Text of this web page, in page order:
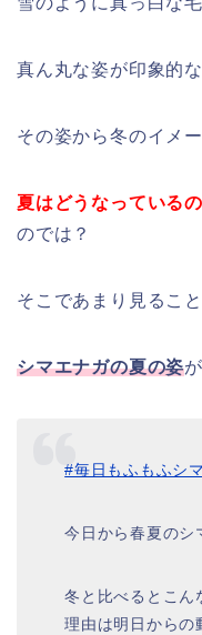
真ん丸な姿が印象的
その姿から冬のイメ
夏はどうなっている
のでは？
そこであまり見るこ
シマエナガの夏の姿
#毎日もふもふシ
今日から春夏のシ
冬と比べるとこん
理由は明日からの